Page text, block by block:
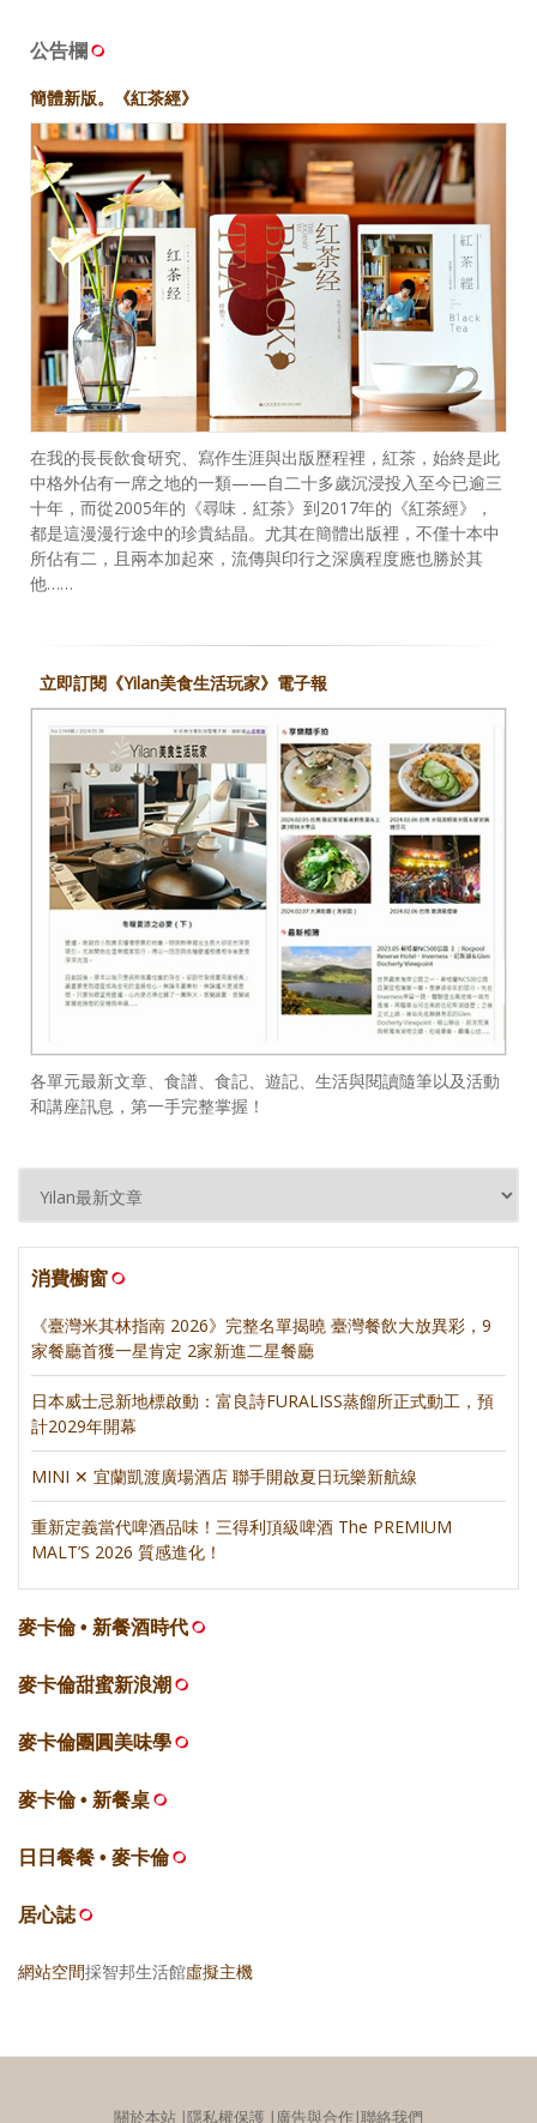
公告欄
簡體新版。《紅茶經》
在我的長長飲食研究、寫作生涯與出版歷程裡，紅茶，始終是此
中格外佔有一席之地的一類——自二十多歲沉浸投入至今已逾三
十年，而從2005年的《尋味．紅茶》到2017年的《紅茶經》，
都是這漫漫行途中的珍貴結晶。尤其在簡體出版裡，不僅十本中
所佔有二，且兩本加起來，流傳與印行之深廣程度應也勝於其
他……
立即訂閱《Yilan美食生活玩家》電子報
各單元最新文章、食譜、食記、遊記、生活與閱讀隨筆以及活動
和講座訊息，第一手完整掌握！
消費櫥窗
《臺灣米其林指南 2026》完整名單揭曉 臺灣餐飲大放異彩，9
家餐廳首獲一星肯定 2家新進二星餐廳
日本威士忌新地標啟動：富良詩FURALISS蒸餾所正式動工，預
計2029年開幕
MINI ✕ 宜蘭凱渡廣場酒店 聯手開啟夏日玩樂新航線
重新定義當代啤酒品味！三得利頂級啤酒 The PREMIUM
MALT’S 2026 質感進化！
麥卡倫 • 新餐酒時代
麥卡倫甜蜜新浪潮
麥卡倫團圓美味學
麥卡倫 • 新餐桌
日日餐餐 • 麥卡倫
居心誌
網站空間採智邦生活館虛擬主機
關於本站 ∣隱私權保護 ∣廣告與合作∣聯絡我們